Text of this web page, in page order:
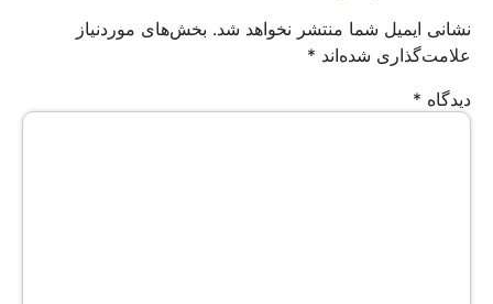
نشانی ایمیل شما منتشر نخواهد شد. بخش‌های موردنیاز
علامت‌گذاری شده‌اند *
دیدگاه *